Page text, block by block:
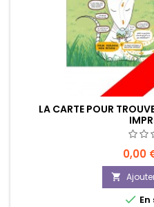
LA CARTE POUR
Prix
0,00

